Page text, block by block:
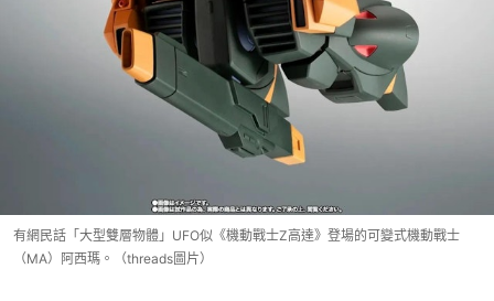
有網民話「大型雙層物體」UFO似《機動戰士Z高達》登場的可變式機動戰士
（MA）阿西瑪。（threads圖片）